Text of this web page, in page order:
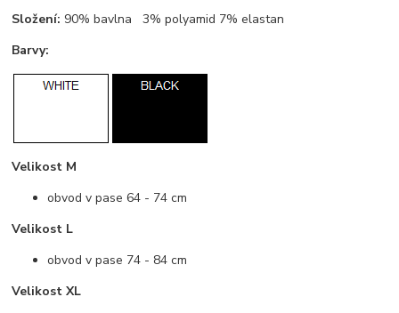
Složení: 90% bavlna 3% polyamid 7% elastan
Barvy:
Velikost M
obvod v pase 64 - 74 cm
Velikost L
obvod v pase 74 - 84 cm
Velikost XL